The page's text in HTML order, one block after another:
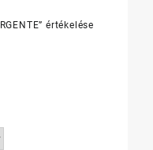
értékelése